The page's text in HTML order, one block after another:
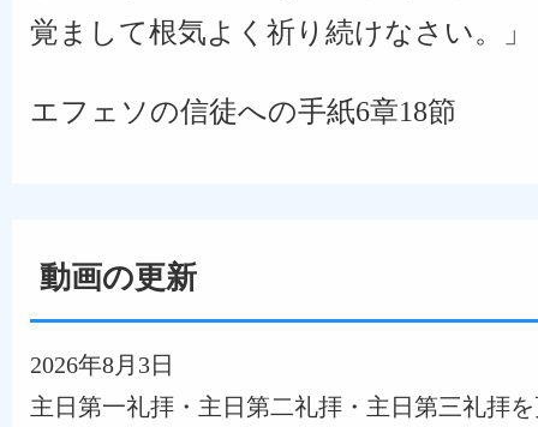
覚まして根気よく祈り続けなさい。」
エフェソの信徒への手紙6章18節
動画の更新
2026年8月3日
主日第一礼拝・主日第二礼拝・主日第三礼拝